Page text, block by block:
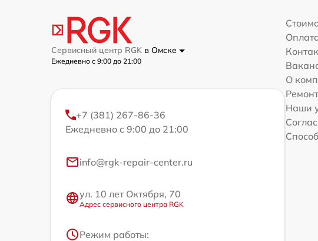
Сервисный центр RGK в Омске
Ежедневно с 9:00 до 21:00
+7 (381) 267-86-36
Ежедневно с 9:00 до 21:00
info@rgk-repair-center.ru
ул. 10 лет Октября, 70
Адрес сервисного центра RGK
Режим работы:
О
Наши